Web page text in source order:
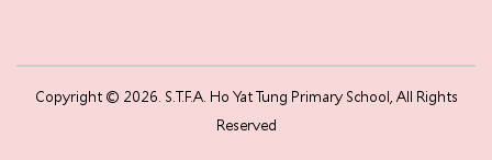
Copyright © 2026. S.T.F.A. Ho Yat Tung Primary School, All Rights
Reserved